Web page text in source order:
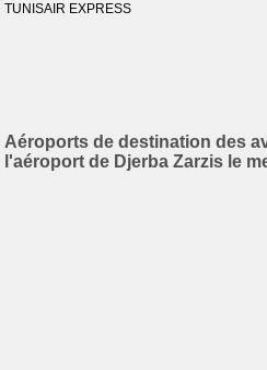
TUNISAIR EXPRESS
Aéroports de destination des
l'aéroport de Djerba Zarzis le